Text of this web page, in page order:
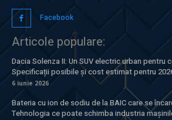
Facebook
Articole populare:
Dacia Solenza II: Un SUV electric urban pentru
Specificații posibile și cost estimat pentru
6 iunie 2026
Bateria cu ion de sodiu de la BAIC care se
Tehnologia ce poate schimba industria